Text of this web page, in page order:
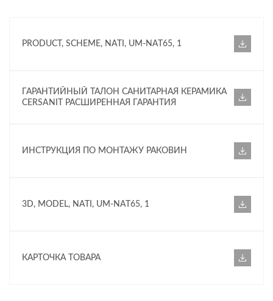
PRODUCT, SCHEME, NATI, UM-NAT65, 1
ГАРАНТИЙНЫЙ ТАЛОН САНИТАРНАЯ КЕРАМИКА
CERSANIT РАСШИРЕННАЯ ГАРАНТИЯ
ИНСТРУКЦИЯ ПО МОНТАЖУ РАКОВИН
3D, MODEL, NATI, UM-NAT65, 1
КАРТОЧКА ТОВАРА